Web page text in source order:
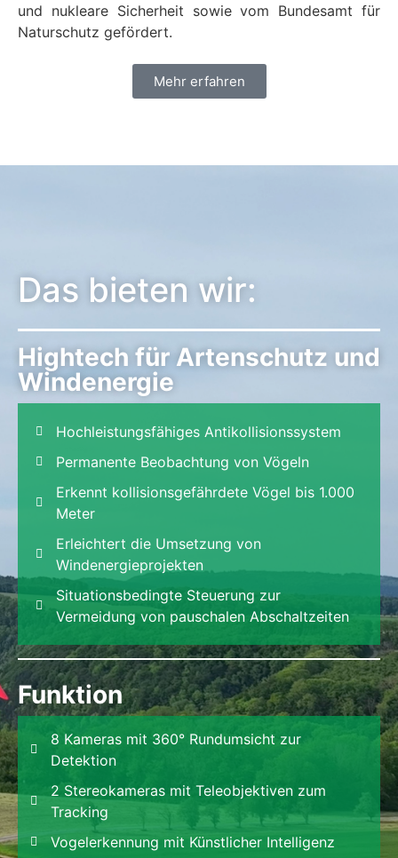
und nukleare Sicherheit sowie vom Bundesamt für
Naturschutz gefördert.
Mehr erfahren
Das bieten wir:
Hightech für Artenschutz und
Windenergie
Hochleistungsfähiges Antikollisionssystem
Permanente Beobachtung von Vögeln
Erkennt kollisionsgefährdete Vögel bis 1.000
Meter
Erleichtert die Umsetzung von
Windenergieprojekten
Situationsbedingte Steuerung zur
Vermeidung von pauschalen Abschaltzeiten
Funktion
8 Kameras mit 360° Rundumsicht zur
Detektion
2 Stereokameras mit Teleobjektiven zum
Tracking
Vogelerkennung mit Künstlicher Intelligenz